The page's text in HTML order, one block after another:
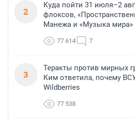
2
Куда пойти 31 июля–2
флоксов,
Манежа и «Музыка мира»
77 614 7
3
Теракты против мирных
Ким ответила, почему
Wildberries
77 538